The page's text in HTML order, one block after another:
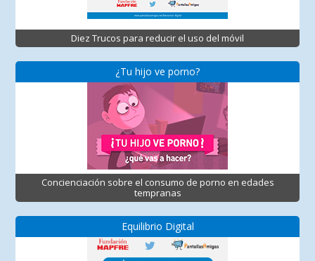
Diez Trucos para reducir el uso del móvil
¿Tu hijo ve porno?
Concienciación sobre el consumo de porno en edades
tempranas
Equilibrio Digital